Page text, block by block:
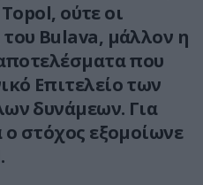
ούτε οι
Bulava, μάλλον η
που
Επιτελείο των
δυνάμεων. Για
ο στόχος εξομοίωνε